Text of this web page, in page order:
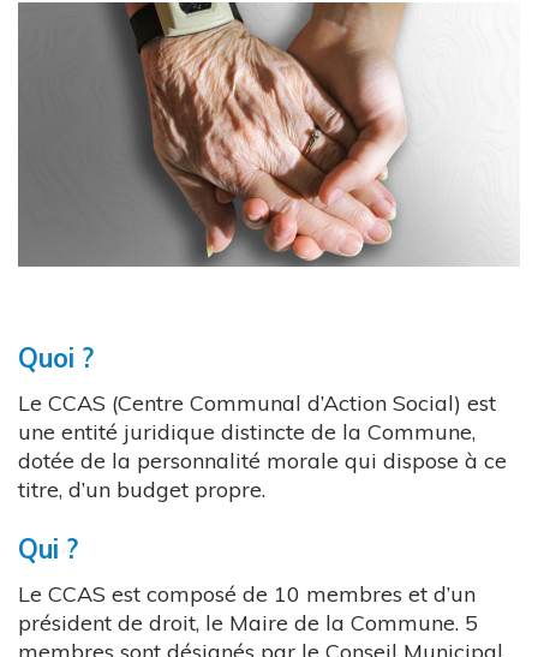
Quoi ?
Le CCAS (Centre Communal d’Action Social) est
une entité juridique distincte de la Commune,
dotée de la personnalité morale qui dispose à ce
titre, d’un budget propre.
Qui ?
Le CCAS est composé de 10 membres et d’un
président de droit, le Maire de la Commune. 5
membres sont désignés par le Conseil Municipal